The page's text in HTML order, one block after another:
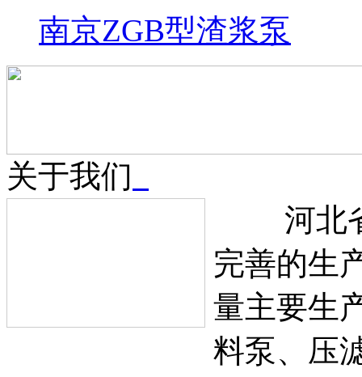
南京ZGB型渣浆泵
关于我们
河北省
完善的生
量主要生
料泵、压